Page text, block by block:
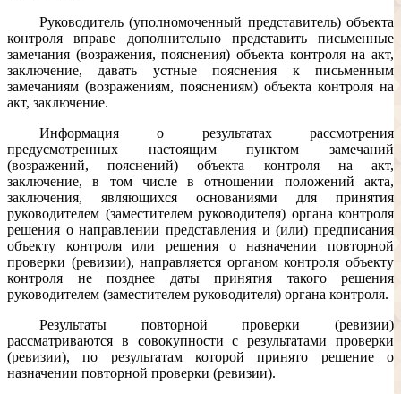
Руководитель (уполномоченный представитель) объекта
контроля вправе дополнительно представить письменные
замечания (возражения, пояснения) объекта контроля на акт,
заключение, давать устные пояснения к письменным
замечаниям (возражениям, пояснениям) объекта контроля на
акт, заключение.
Информация о результатах рассмотрения
предусмотренных настоящим пунктом замечаний
(возражений, пояснений) объекта контроля на акт,
заключение, в том числе в отношении положений акта,
заключения, являющихся основаниями для принятия
руководителем (заместителем руководителя) органа контроля
решения о направлении представления и (или) предписания
объекту контроля или решения о назначении повторной
проверки (ревизии), направляется органом контроля объекту
контроля не позднее даты принятия такого решения
руководителем (заместителем руководителя) органа контроля.
Результаты повторной проверки (ревизии)
рассматриваются в совокупности с результатами проверки
(ревизии), по результатам которой принято решение о
назначении повторной проверки (ревизии).